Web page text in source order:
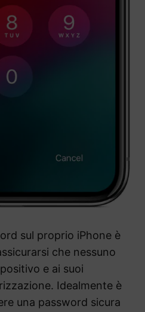
sul proprio iPhone è
che nessuno
e ai suoi
Idealmente è
una password sicura